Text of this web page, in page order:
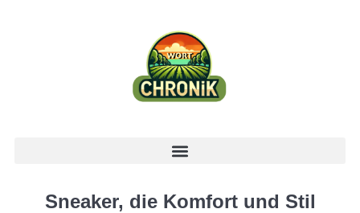
Sneaker, die Komfort und Stil